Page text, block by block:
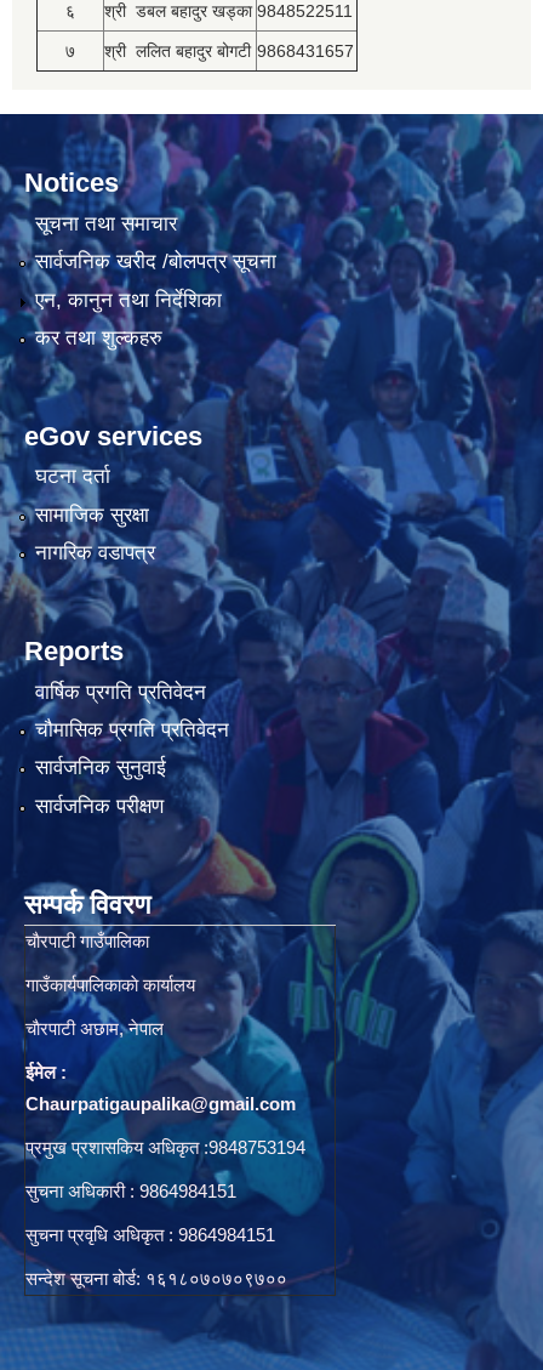
६ श्री डबल बहादुर खड्का 9848522511
७ श्री ललित बहादुर बोगटी 9868431657
Notices
सूचना तथा समाचार
सार्वजनिक खरीद /बोलपत्र सूचना
एन, कानुन तथा निर्देशिका
कर तथा शुल्कहरु
eGov services
घटना दर्ता
सामाजिक सुरक्षा
नागरिक वडापत्र
Reports
वार्षिक प्रगति प्रतिवेदन
चौमासिक प्रगति प्रतिवेदन
सार्वजनिक सुनुवाई
सार्वजनिक परीक्षण
सम्पर्क विवरण
चाैरपाटी गाउँपालिका
गाउँकार्यपालिकाकाे कार्यालय
चाैरपाटी अछाम, नेपाल
ईमेल :
Chaurpatigaupalika@gmail.com
प्रमुख प्रशासकिय अधिकृत :9848753194
सुचना अधिकारी : 9864984151
सुचना प्रवृधि अधिकृत : 9864984151
सन्देश सूचना बोर्ड: १६१८०७०७०९७००